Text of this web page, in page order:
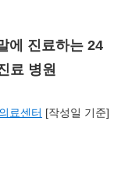
에 진료하는 24
료 병원
료센터 [작성일 기준]